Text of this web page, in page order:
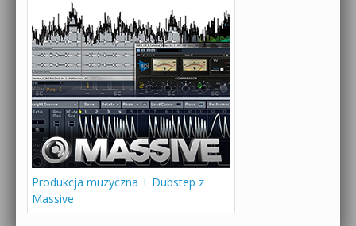
Produkcja muzyczna + Dubstep z
Massive